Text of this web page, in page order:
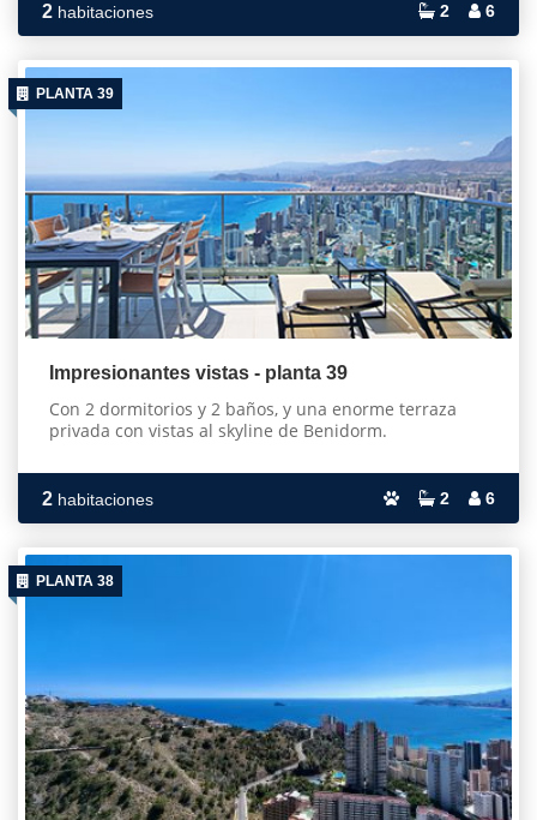
2 habitaciones 2 6
PLANTA 39
Impresionantes vistas - planta 39
Con 2 dormitorios y 2 baños, y una enorme terraza
privada con vistas al skyline de Benidorm.
2 habitaciones 2 6
PLANTA 38